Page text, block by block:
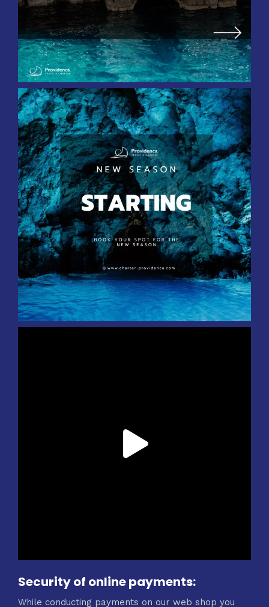
Security of online payments:
While conducting payments on our web shop you